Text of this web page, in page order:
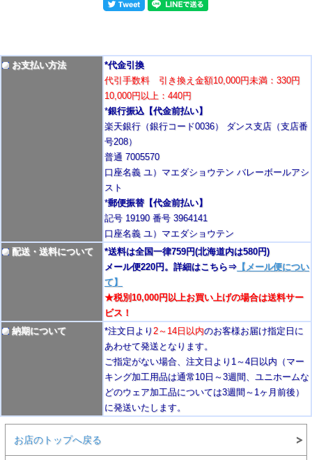
お支払い方法
*代金引換
代引手数料 引き換え金額10,000円未満：330円
10,000円以上：440円
*銀行振込【代金前払い】
楽天銀行（銀行コード0036） ダンス支店（支店番
号208）
普通 7005570
口座名義 ユ）マエダショウテン バレーボールアシ
スト
*郵便振替【代金前払い】
記号 19190 番号 3964141
口座名義 ユ）マエダショウテン
配送・送料について
*送料は全国一律759円(北海道内は580円)
メール便220円。詳細はこちら⇒ 【メール便につい
て】
★税別10,000円以上お買い上げの場合は送料サー
ビス！
納期について
*注文日より 2～14日以内のお客様お届け指定日に
あわせて発送となります。
ご指定がない場合、注文日より1～4日以内 （マー
キング加工用品は通常10日 ～3週間 、ユニホームな
どのウェア加工品については3週間～ 1ヶ月前後 ）
に発送いたします。
お店のトップへ戻る